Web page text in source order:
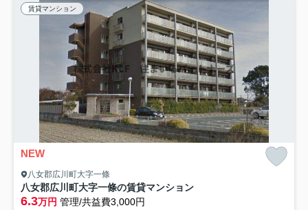
賃貸マンション
NEW
八女郡広川町大字一條
八女郡広川町大字一條の賃貸マンション
6.3万円 管理/共益費3,000円